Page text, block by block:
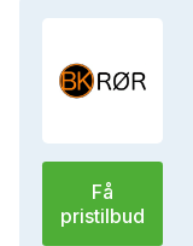
Få
pristilbud